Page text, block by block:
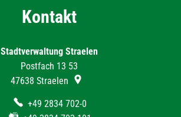
Kontakt
Stadtverwaltung Straelen
Postfach 13 53
47638 Straelen
+49 2834 702-0